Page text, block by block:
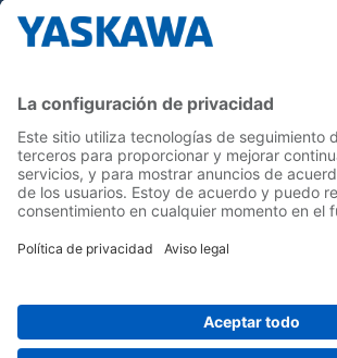
Inicio Términos y Condiciones
Yaskawa Europe GmbH